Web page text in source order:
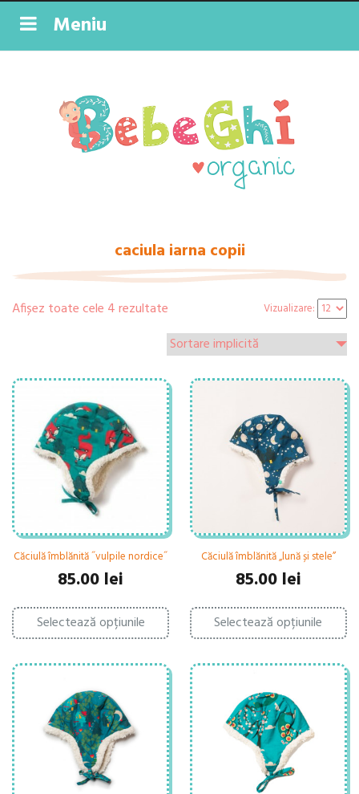
Meniu
caciula iarna copii
Afișez toate cele 4 rezultate Vizualizare:
Căciulă îmblănită ˝vulpile nordice˝
85.00 lei
Selectează opțiunile
Acest
produs
are
multe
variații.
Opțiunile
pot
fi
alese
în
pagina
produsului.
Căciulă îmblănită „lună și stele”
85.00 lei
Selectează opțiunile
fi
în